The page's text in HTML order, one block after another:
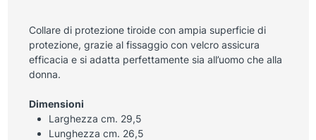
Collare di protezione tiroide con ampia superficie di
protezione, grazie al fissaggio con velcro assicura
efficacia e si adatta perfettamente sia all’uomo che alla
donna.
Dimensioni
Larghezza cm. 29,5
Lunghezza cm. 26,5